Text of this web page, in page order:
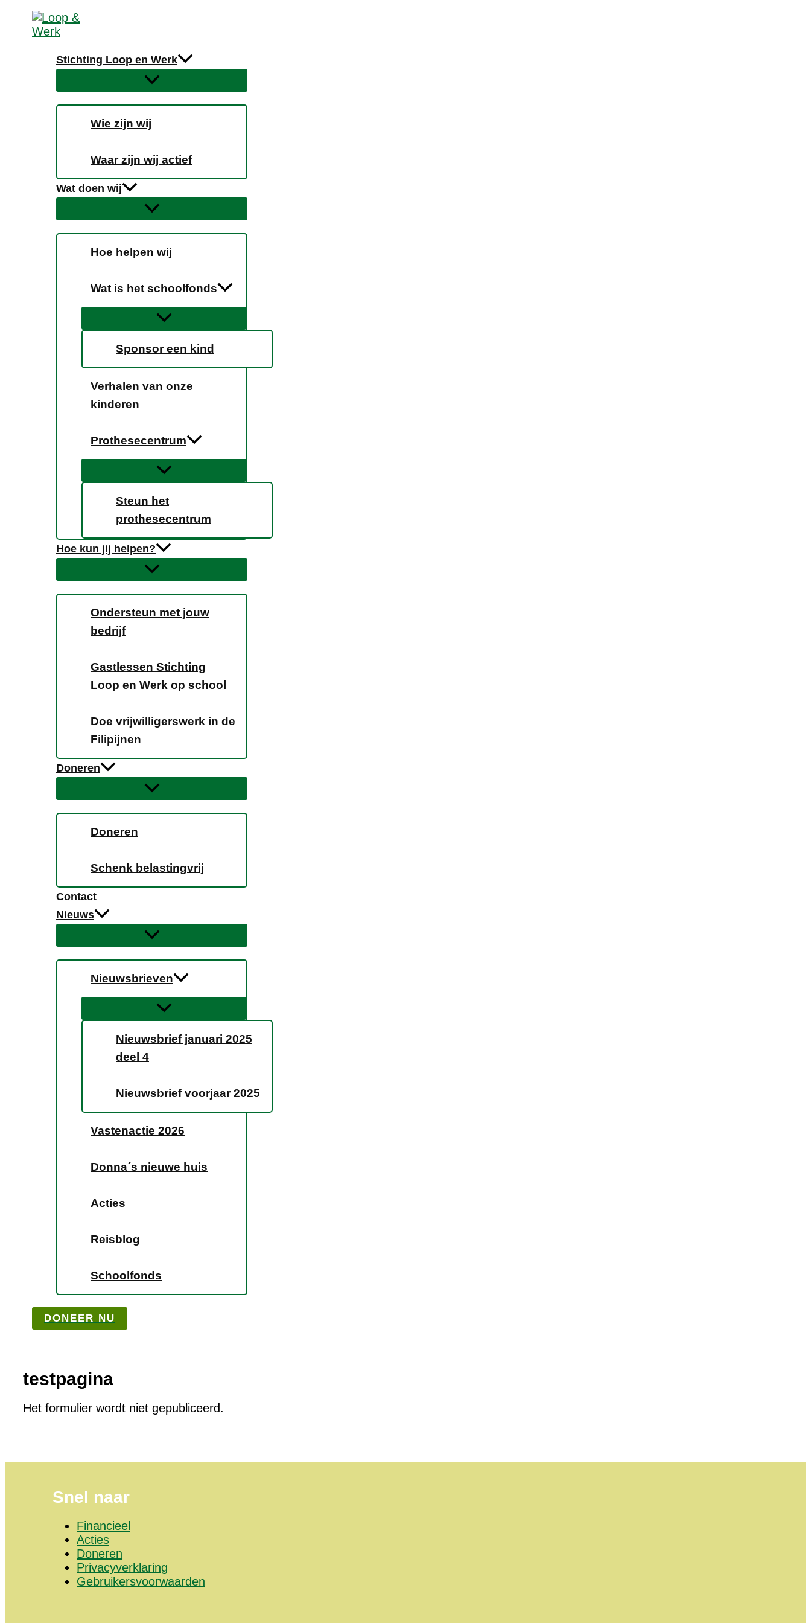
Stichting Loop en Werk
Wie zijn wij
Waar zijn wij actief
Wat doen wij
Hoe helpen wij
Wat is het schoolfonds
Sponsor een kind
Verhalen van onze
kinderen
Prothesecentrum
Steun het
prothesecentrum
Hoe kun jij helpen?
Ondersteun met jouw
bedrijf
Gastlessen Stichting
Loop en Werk op school
Doe vrijwilligerswerk in de
Filipijnen
Doneren
Doneren
Schenk belastingvrij
Contact
Nieuws
Nieuwsbrieven
Nieuwsbrief januari 2025
deel 4
Nieuwsbrief voorjaar 2025
Vastenactie 2026
Donna´s nieuwe huis
Acties
Reisblog
Schoolfonds
DONEER NU
testpagina
Het formulier wordt niet gepubliceerd.
Snel naar
Financieel
Acties
Doneren
Privacyverklaring
Gebruikersvoorwaarden